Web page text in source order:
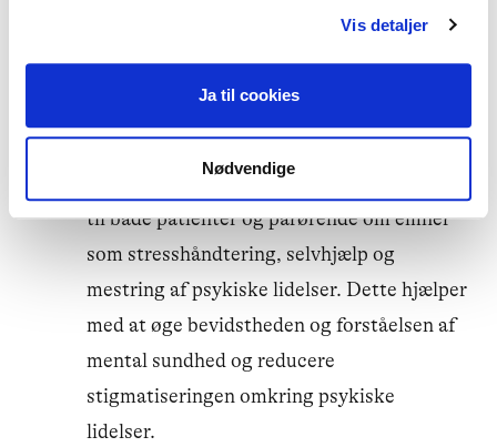
Vis detaljer
Ja til cookies
Nødvendige
identificere og adressere eventuelle tiltag,
der kan aflaste patienten.
De tilbyder psykoedukation og workshops
til både patienter og pårørende om emner
som stresshåndtering, selvhjælp og
mestring af psykiske lidelser. Dette hjælper
med at øge bevidstheden og forståelsen af
mental sundhed og reducere
stigmatiseringen omkring psykiske
lidelser.